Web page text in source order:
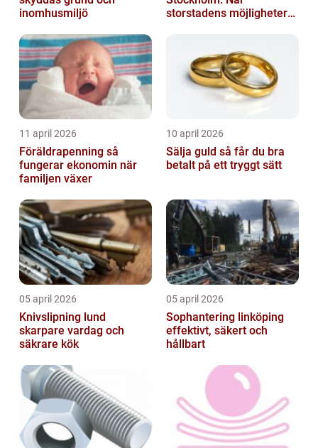
inomhusmiljö
storstadens möjligheter
11 april 2026
Föräldrapenning så
fungerar ekonomin när
familjen växer
10 april 2026
Sälja guld så får du bra
betalt på ett tryggt sätt
05 april 2026
Knivslipning lund
skarpare vardag och
säkrare kök
05 april 2026
Sophantering linköping
effektivt, säkert och
hållbart